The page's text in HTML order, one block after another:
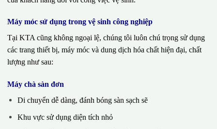
Máy móc sử dụng trong vệ sinh công nghiệp
Tại KTA cũng không ngoại lệ, chúng tôi luôn chú trọng sử dụng
các trang thiết bị, máy móc và dung dịch hóa chất hiện đại, chất
lượng như sau:
Máy chà sàn đơn
Di chuyển dễ dàng, đánh bóng sàn sạch sẽ
Khu vực sử dụng diện tích nhỏ